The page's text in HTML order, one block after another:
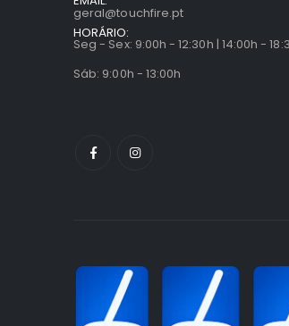
geral@touchfire.pt
HORÁRIO:
Seg - Sex: 9:00h - 12:30h | 14:00h -
Sáb: 9:00h - 13:00h